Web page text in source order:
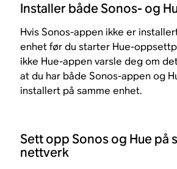
Installer både Sonos- og
Hvis Sonos-appen ikke er
enhet før du starter Hue-
ikke Hue-appen varsle deg om
at du har både Sonos-appen og
installert på samme enhet.
Sett opp Sonos og Hue på
nettverk